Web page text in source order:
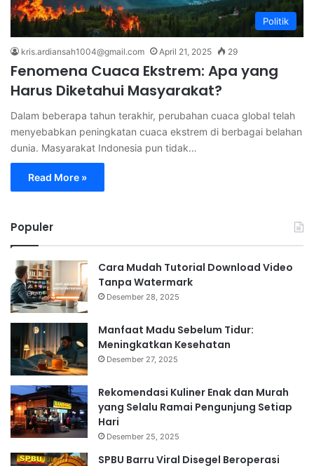
Politik
kris.ardiansah1004@gmail.com April 21, 2025 29
Fenomena Cuaca Ekstrem: Apa yang
Harus Diketahui Masyarakat?
Dalam beberapa tahun terakhir, perubahan cuaca global telah
menyebabkan peningkatan cuaca ekstrem di berbagai belahan
dunia. Masyarakat Indonesia pun tidak…
Read More »
Populer
Cara Mudah Tutorial Download Video
Tanpa Watermark
Desember 28, 2025
Manfaat Madu Sebelum Tidur:
Meningkatkan Kesehatan
Desember 27, 2025
Rekomendasi Kuliner Enak dan Murah
yang Selalu Ramai Pengunjung Setiap
Hari
Desember 25, 2025
SPBU Barru Viral Disegel Beroperasi